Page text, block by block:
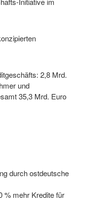
2,8 Mrd.
und
35,3 Mrd. Euro
durch ostdeutsche
% mehr Kredite für